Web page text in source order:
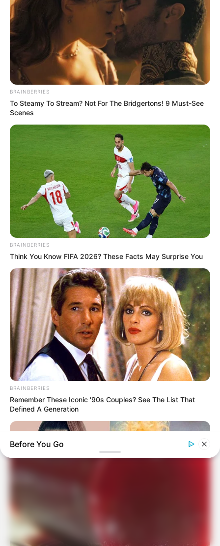
BRAINBERRIES
To Steamy To Stream? Not For The Bridgertons! 9 Must-See
Scenes
BRAINBERRIES
Think You Know FIFA 2026? These Facts May Surprise You
BRAINBERRIES
Remember These Iconic '90s Couples? See The List That
Defined A Generation
BRAINBERRIES
Before You Go